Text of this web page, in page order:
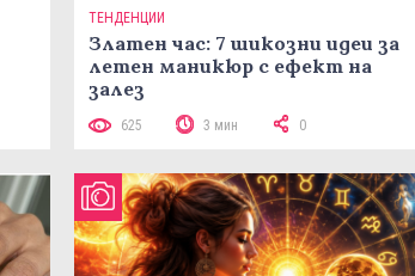
ТЕНДЕНЦИИ
Златен час: 7 шикозни идеи за
летен маникюр с ефект на
залез
625 3 мин 0